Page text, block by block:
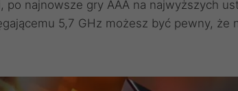
po najnowsze gry AAA na najwyższych
5,7 GHz możesz być pewny, że